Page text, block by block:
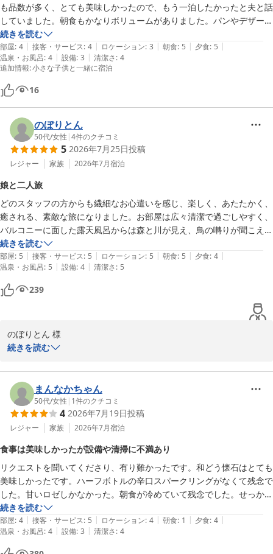
も品数が多く、とても美味しかったので、もう一泊したかったと夫と話
していました。朝食もかなりボリュームがありました。パンやデザート
などバイキングがありましたが、ほとんどそれにたどりつかないほどた
くさんの品数があり、大満足でした。
7ヶ月の赤ちゃんがいたため、貸切風呂のプランを予約しました。お風
呂のお湯加減はちょうどよく、外の自然の景色も見られてよかったで
す。
風呂の中で使える椅子などがあればよかったなと思いました。大浴場に
もバンボやベビーベッドがありましたが、お風呂の中で使えると便利だ
と思いました。
お部屋は、和室で広く過ごしやすかったです。ベビーベッドも貸してい
壺がいくつも廊下や部屋にあるので、子どもがいたら気をつけた方が良
いと思いました。
行ったときには猛暑だったため、廊下には冷房が入っていないので、少
し暑さを感じましたが、お部屋は涼しかったです。廊下も涼しかった
ら、なおよかったです。
今回は行きませんでしたが、無料で星が観に行けるそうだったので、ぜ
ありがとうございました。
続きを読む
部屋: 4 | 接客・サービス: 4 | ロケーション: 3 | 朝食: 5 | 夕食: 5 |
温泉・お風呂: 4 | 設備: 3 | 清潔さ: 4
追加情報:小さな子供と一緒に宿泊
16
のぼりとん
50代/女性 |4件のクチコミ
5 2026年7月25日投稿
レジャー 家族 2026年7月宿泊
娘と二人旅
どのスタッフの方からも繊細なお心遣いを感じ、楽しく、あたたかく、
癒される、素敵な旅になりました。お部屋は広々清潔で過ごしやすく、
バルコニーに面した露天風呂からは森と川が見え、鳥の囀りが聞こえま
した。懐石料理は季節のものが美しく並べられ、美味しく量も十二分で
した。素晴らしいおもてなしで至福の時間をありがとうございました。
続きを読む
部屋: 5 | 接客・サービス: 5 | ロケーション: 5 | 朝食: 5 | 夕食: 4 |
温泉・お風呂: 5 | 設備: 4 | 清潔さ: 5
239
のぼりとん 様
スタッフ一同の繊細なお心遣いを感じていただけたとのお言葉、私
たちも大変嬉しく拝読しました。
お部屋の広さと清潔さ、バルコニーに面した露天風呂からの森と川
の眺め、鳥の囀りまでお楽しみいただけたとのこと、嬉しく思いま
す。
でございます。
また機会がありましたら、是非お越しくださいませ。スタッフ一
同、心よりお待ちしております。
ゆの宿和どう
和銅鉱泉 薬師の湯 ゆの宿 和どう
2026-08-02
続きを読む
まんなかちゃん
50代/女性 | 1件のクチコミ
4 2026年7月19日投稿
レジャー 家族 2026年7月宿泊
食事は美味しかったが設備や清掃に不満あり
リクエストを聞いてくださり、有り難かったです。和どう懐石はとても
美味しかったです。ハーフボトルの辛口スパークリングがなくて残念で
した。甘いロゼしかなかった。朝食が冷めていて残念でした。せっかく
の角部屋なのにお部屋の障子を開けたらカビ臭かったので景色が楽しめ
なかった。洗面所の水の水圧が弱く改善してほしい。エレベーターのに
おいがキツく暑かったのでエアコン入れてほしかったです。
続きを読む
部屋: 4 | 接客・サービス: 5 | ロケーション: 4 | 朝食: 1 | 夕食: 4 |
温泉・お風呂: 4 | 設備: 3 | 清潔さ: 4